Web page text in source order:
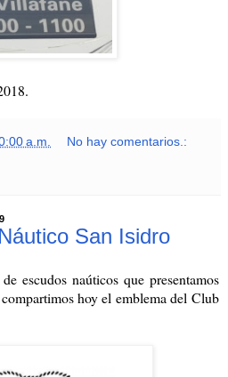
a.m. No hay comentarios.:
San Isidro
escudos naúticos que presentamos
hoy el emblema del Club